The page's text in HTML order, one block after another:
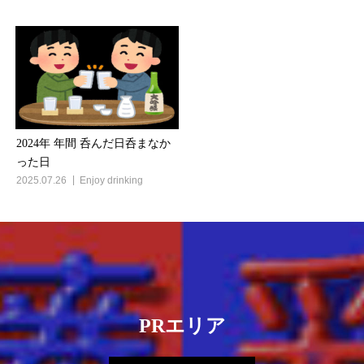
2024年 年間 呑んだ日呑まなか
った日
2025.07.26 Enjoy drinking
PRエリア